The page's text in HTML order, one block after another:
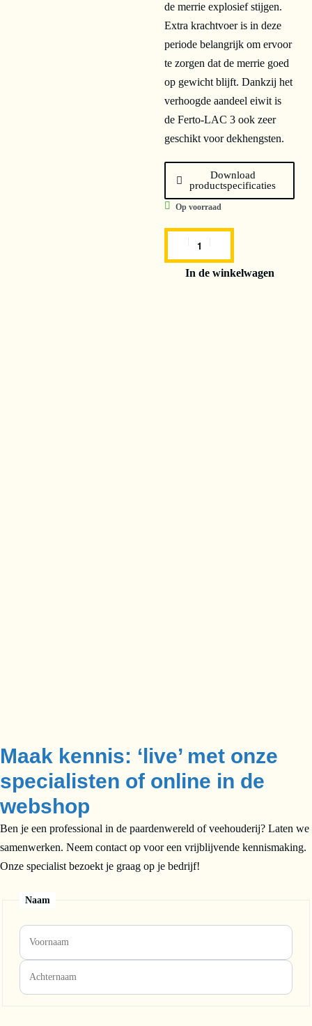
de merrie explosief stijgen.
Extra krachtvoer is in deze
periode belangrijk om ervoor
te zorgen dat de merrie goed
op gewicht blijft. Dankzij het
verhoogde aandeel eiwit is
de Ferto-LAC 3 ook zeer
geschikt voor dekhengsten.
Op voorraad
In de winkelwagen
Download
productspecificaties
Maak kennis: ‘live’ met onze
specialisten of online in de
webshop
Ben je een professional in de paardenwereld of veehouderij? Laten we
samenwerken. Neem contact op voor een vrijblijvende kennismaking.
Onze specialist bezoekt je graag op je bedrijf!
Naam